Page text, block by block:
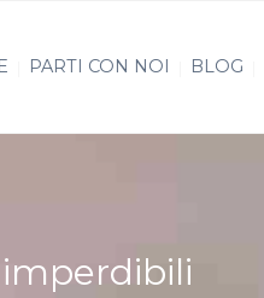
PARTI CON NOI BLOG
imperdibili